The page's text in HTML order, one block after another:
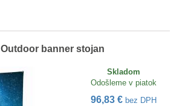
Outdoor banner stojan
Skladom
Odošleme v piatok
96,83 € bez DPH